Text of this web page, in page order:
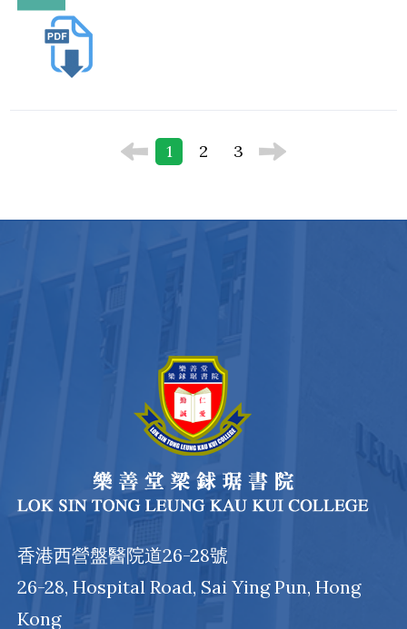
1 2 3
香港西營盤醫院道26-28號
26-28, Hospital Road, Sai Ying Pun, Hong
Kong